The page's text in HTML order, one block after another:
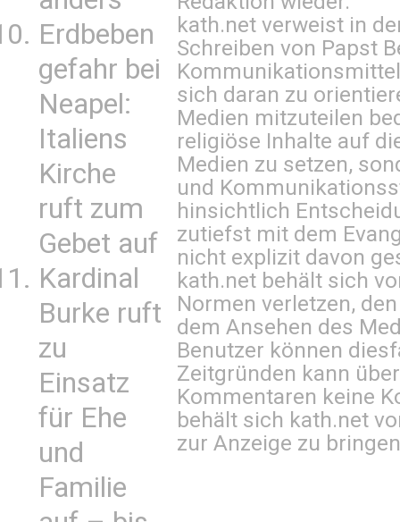
Erdbeben
gefahr bei
Neapel:
Italiens
Kirche
ruft zum
Gebet auf
Kardinal
Burke ruft
zu
Einsatz
für Ehe
und
Familie
kath.net verweist in
Schreiben von Papst
sich daran zu
Medien mitzuteilen
religiöse Inhalte auf
Medien zu setzen,
und
hinsichtlich
zutiefst mit dem
nicht explizit davon
kath.net behält sich
Normen verletzen,
dem Ansehen des
Benutzer können
Zeitgründen kann
Kommentaren keine
behält sich kath.net
zur Anzeige zu